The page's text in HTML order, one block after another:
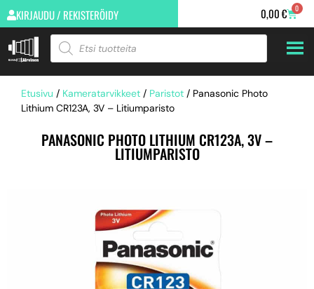
KIRJAUDU / REKISTERÖIDY 0,00€ 0
Etusivu / Kameratarvikkeet / Paristot / Panasonic Photo
Lithium CR123A, 3V – Litiumparisto
PANASONIC PHOTO LITHIUM CR123A, 3V –
LITIUMPARISTO